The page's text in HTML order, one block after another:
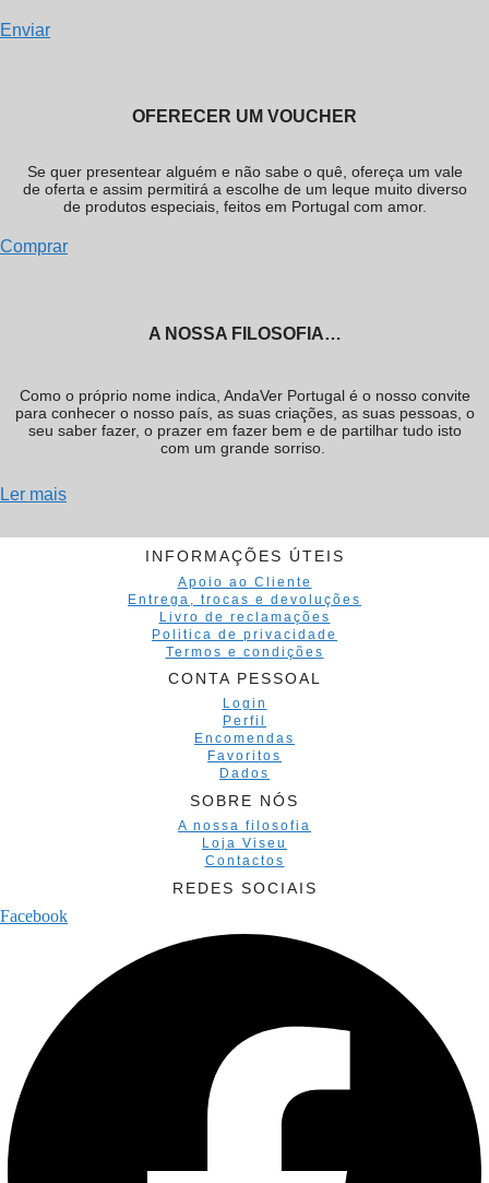
Enviar
OFERECER UM VOUCHER
Se quer presentear alguém e não sabe o quê, ofereça um vale
de oferta e assim permitirá a escolhe de um leque muito diverso
de produtos especiais, feitos em Portugal com amor.
Comprar
A NOSSA FILOSOFIA…
Como o próprio nome indica, AndaVer Portugal é o nosso convite
para conhecer o nosso país, as suas criações, as suas pessoas, o
seu saber fazer, o prazer em fazer bem e de partilhar tudo isto
com um grande sorriso.
Ler mais
INFORMAÇÕES ÚTEIS
Apoio ao Cliente
Entrega, trocas e devoluções
Livro de reclamações
Politica de privacidade
Termos e condições
CONTA PESSOAL
Login
Perfil
Encomendas
Favoritos
Dados
SOBRE NÓS
A nossa filosofia
Loja Viseu
Contactos
REDES SOCIAIS
Facebook